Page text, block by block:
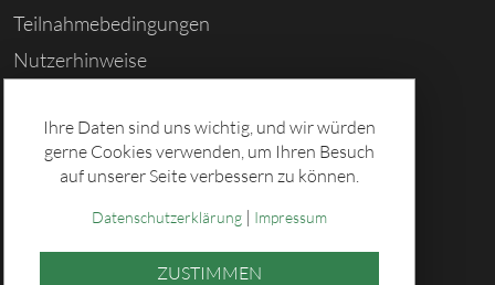
Teilnahmebedingungen
Nutzerhinweise
Cookies löschen
Datenschutz
Ihre Daten sind uns wichtig, und wir würden
gerne Cookies verwenden, um Ihren Besuch
auf unserer Seite verbessern zu können.
Datenschutzerklärung| Impressum
ZUSTIMMEN